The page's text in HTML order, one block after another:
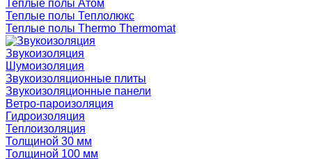
Теплые полы Атом
Теплые полы Теплолюкс
Теплые полы Thermo Thermomat
Звукоизоляция
Шумоизоляция
Звукоизоляционные плиты
Звукоизоляционные панели
Ветро-пароизоляция
Гидроизоляция
Теплоизоляция
Толщиной 30 мм
Толщиной 100 мм